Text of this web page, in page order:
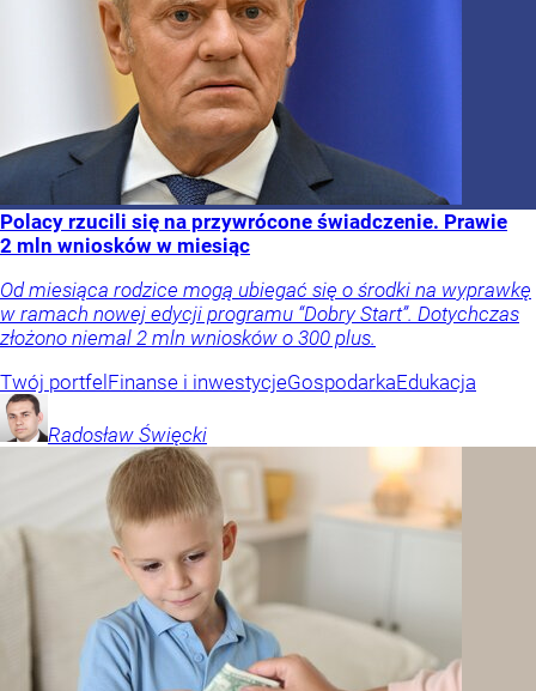
Polacy rzucili się na przywrócone świadczenie. Prawie
2 mln wniosków w miesiąc
Od miesiąca rodzice mogą ubiegać się o środki na wyprawkę
w ramach nowej edycji programu “Dobry Start”. Dotychczas
złożono niemal 2 mln wniosków o 300 plus.
Twój portfel Finanse i inwestycjeGospodarkaEdukacja
Radosław Święcki